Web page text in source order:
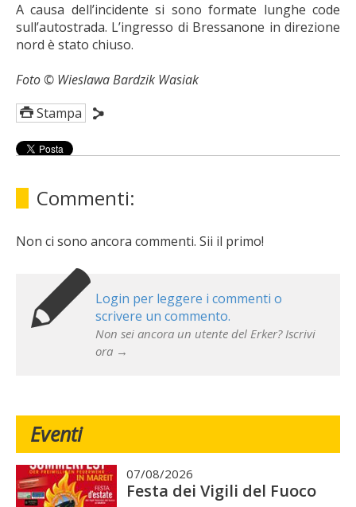
A causa dell’incidente si sono formate lunghe code
sull’autostrada. L’ingresso di Bressanone in direzione
nord è stato chiuso.
Foto © Wieslawa Bardzik Wasiak
Stampa
Commenti:
Non ci sono ancora commenti. Sii il primo!
Login per leggere i commenti o
scrivere un commento.
Non sei ancora un utente del Erker? Iscrivi
ora →
Eventi
07/08/2026
Festa dei Vigili del Fuoco